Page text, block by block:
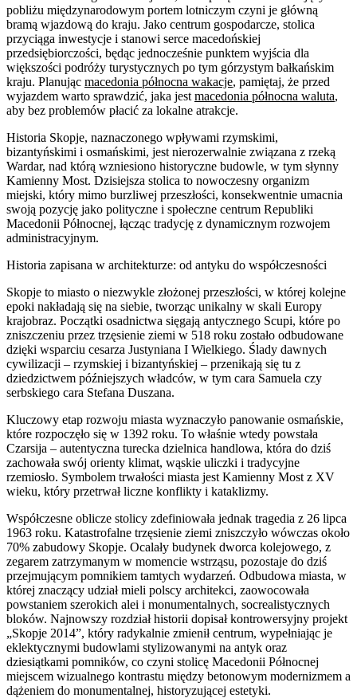
pobliżu międzynarodowym portem lotniczym czyni je główną
bramą wjazdową do kraju. Jako centrum gospodarcze, stolica
przyciąga inwestycje i stanowi serce macedońskiej
przedsiębiorczości, będąc jednocześnie punktem wyjścia dla
większości podróży turystycznych po tym górzystym bałkańskim
kraju. Planując macedonia północna wakacje, pamiętaj, że przed
wyjazdem warto sprawdzić, jaka jest macedonia północna waluta,
aby bez problemów płacić za lokalne atrakcje.
Historia Skopje, naznaczonego wpływami rzymskimi,
bizantyńskimi i osmańskimi, jest nierozerwalnie związana z rzeką
Wardar, nad którą wzniesiono historyczne budowle, w tym słynny
Kamienny Most. Dzisiejsza stolica to nowoczesny organizm
miejski, który mimo burzliwej przeszłości, konsekwentnie umacnia
swoją pozycję jako polityczne i społeczne centrum Republiki
Macedonii Północnej, łącząc tradycję z dynamicznym rozwojem
administracyjnym.
Historia zapisana w architekturze: od antyku do współczesności
Skopje to miasto o niezwykle złożonej przeszłości, w której kolejne
epoki nakładają się na siebie, tworząc unikalny w skali Europy
krajobraz. Początki osadnictwa sięgają antycznego Scupi, które po
zniszczeniu przez trzęsienie ziemi w 518 roku zostało odbudowane
dzięki wsparciu cesarza Justyniana I Wielkiego. Ślady dawnych
cywilizacji – rzymskiej i bizantyńskiej – przenikają się tu z
dziedzictwem późniejszych władców, w tym cara Samuela czy
serbskiego cara Stefana Duszana.
Kluczowy etap rozwoju miasta wyznaczyło panowanie osmańskie,
które rozpoczęło się w 1392 roku. To właśnie wtedy powstała
Czarsija – autentyczna turecka dzielnica handlowa, która do dziś
zachowała swój orienty klimat, wąskie uliczki i tradycyjne
rzemiosło. Symbolem trwałości miasta jest Kamienny Most z XV
wieku, który przetrwał liczne konflikty i kataklizmy.
Współczesne oblicze stolicy zdefiniowała jednak tragedia z 26 lipca
1963 roku. Katastrofalne trzęsienie ziemi zniszczyło wówczas około
70% zabudowy Skopje. Ocalały budynek dworca kolejowego, z
zegarem zatrzymanym w momencie wstrząsu, pozostaje do dziś
przejmującym pomnikiem tamtych wydarzeń. Odbudowa miasta, w
której znaczący udział mieli polscy architekci, zaowocowała
powstaniem szerokich alei i monumentalnych, socrealistycznych
bloków. Najnowszy rozdział historii dopisał kontrowersyjny projekt
„Skopje 2014”, który radykalnie zmienił centrum, wypełniając je
eklektycznymi budowlami stylizowanymi na antyk oraz
dziesiątkami pomników, co czyni stolicę Macedonii Północnej
miejscem wizualnego kontrastu między betonowym modernizmem a
dążeniem do monumentalnej, historyzującej estetyki.